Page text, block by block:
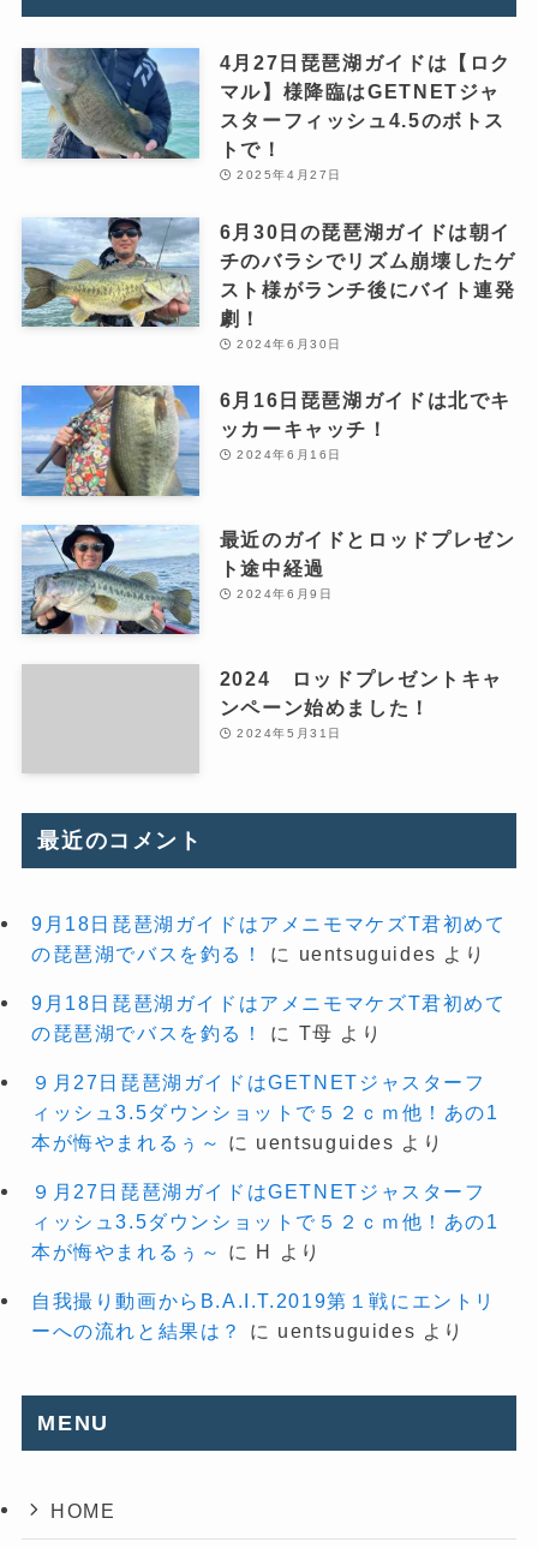
4月27日琵琶湖ガイドは【ロク
マル】様降臨はGETNETジャ
スターフィッシュ4.5のボトス
トで！
2025年4月27日
6月30日の琵琶湖ガイドは朝イ
チのバラシでリズム崩壊したゲ
スト様がランチ後にバイト連発
劇！
2024年6月30日
6月16日琵琶湖ガイドは北でキ
ッカーキャッチ！
2024年6月16日
最近のガイドとロッドプレゼン
ト途中経過
2024年6月9日
2024 ロッドプレゼントキャ
ンペーン始めました！
2024年5月31日
最近のコメント
9月18日琵琶湖ガイドはアメニモマケズT君初めて
の琵琶湖でバスを釣る！
に uentsuguides より
9月18日琵琶湖ガイドはアメニモマケズT君初めて
の琵琶湖でバスを釣る！
に T母 より
９月27日琵琶湖ガイドはGETNETジャスターフ
ィッシュ3.5ダウンショットで５２ｃｍ他！あの1
本が悔やまれるぅ～
に uentsuguides より
９月27日琵琶湖ガイドはGETNETジャスターフ
ィッシュ3.5ダウンショットで５２ｃｍ他！あの1
本が悔やまれるぅ～
に H より
自我撮り動画からB.A.I.T.2019第１戦にエントリ
ーへの流れと結果は？
に uentsuguides より
MENU
HOME